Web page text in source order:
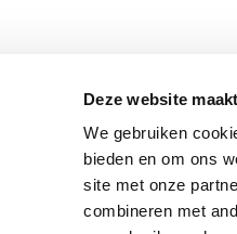
Deze website
We gebruiken
bieden en om ons
site met onze
combineren met